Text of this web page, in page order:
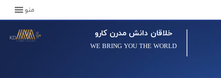
خلاقان دانش مدرن کارو
WE BRING YOU THE WORLD
منو